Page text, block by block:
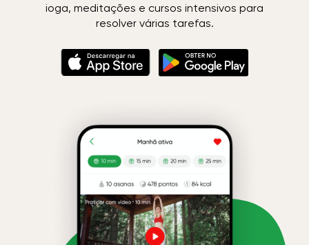
ioga, meditações e cursos intensivos para
resolver várias tarefas.